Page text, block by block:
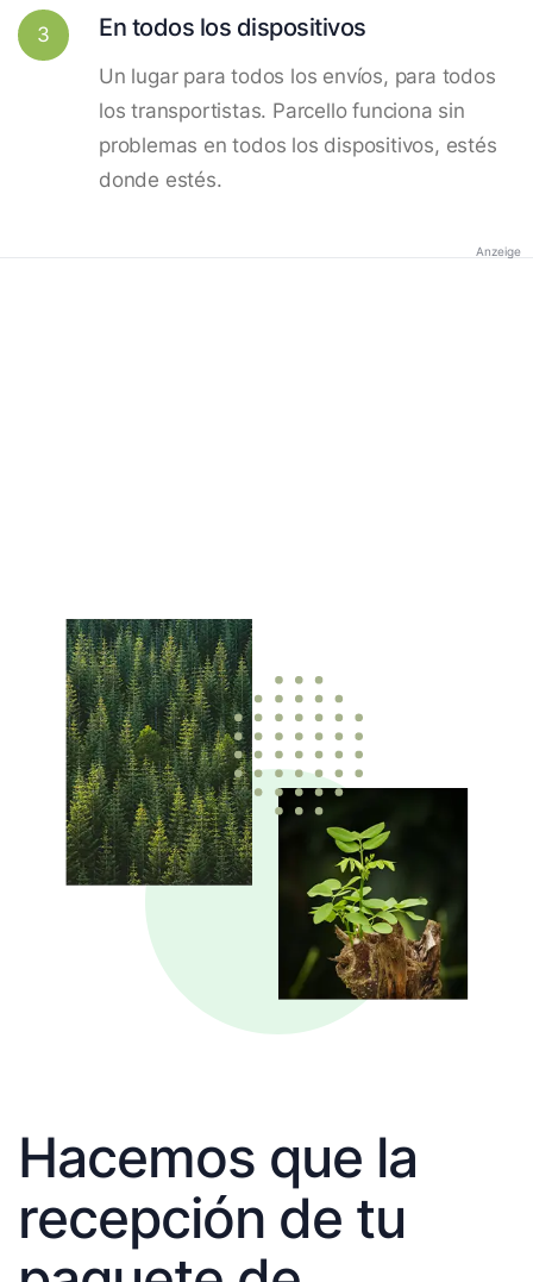
3 En todos los dispositivos
Un lugar para todos los envíos, para todos
los transportistas. Parcello funciona sin
problemas en todos los dispositivos, estés
donde estés.
Anzeige
Hacemos que la
recepción de tu